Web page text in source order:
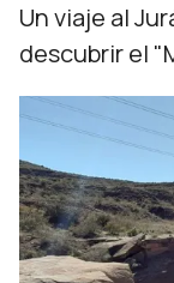
Un viaje al
descubrir el